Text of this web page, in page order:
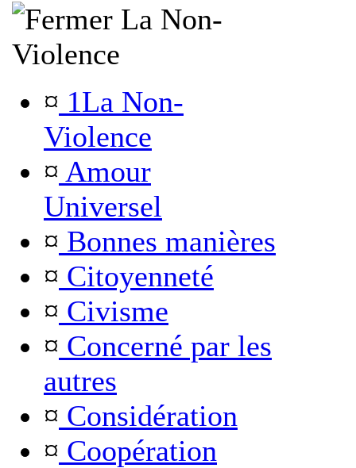
La Non-
Violence
¤ 1La Non-
Violence
¤ Amour
Universel
¤ Bonnes manières
¤ Citoyenneté
¤ Civisme
¤ Concerné par les
autres
¤ Considération
¤ Coopération